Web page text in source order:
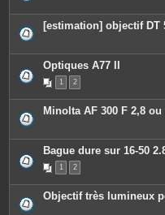
[estimation] objectif DT
Optiques A77 II
1 2
Minolta AF 300 F 2,8
Bague dure sur 16-50
1 2
Objectif très lumineux